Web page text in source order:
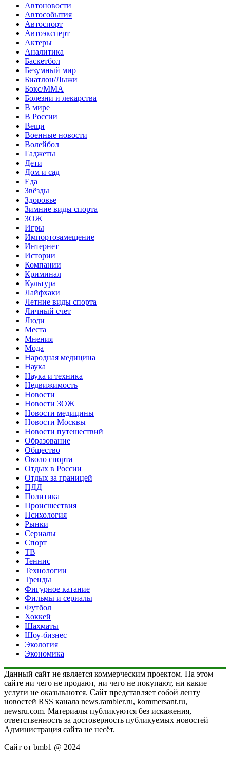
Автоновости
Автособытия
Автоспорт
Автоэксперт
Актеры
Аналитика
Баскетбол
Безумный мир
Биатлон/Лыжи
Бокс/MMA
Болезни и лекарства
В мире
В России
Вещи
Военные новости
Волейбол
Гаджеты
Дети
Дом и сад
Еда
Звёзды
Здоровье
Зимние виды спорта
ЗОЖ
Игры
Импортозамещение
Интернет
Истории
Компании
Криминал
Культура
Лайфхаки
Летние виды спорта
Личный счет
Люди
Места
Мнения
Мода
Народная медицина
Наука
Наука и техника
Недвижимость
Новости
Новости ЗОЖ
Новости медицины
Новости Москвы
Новости путешествий
Образование
Общество
Около спорта
Отдых в России
Отдых за границей
ПДД
Политика
Происшествия
Психология
Рынки
Сериалы
Спорт
ТВ
Теннис
Технологии
Тренды
Фигурное катание
Фильмы и сериалы
Футбол
Хоккей
Шахматы
Шоу-бизнес
Экология
Экономика
Данный сайт не является коммерческим проектом. На этом
сайте ни чего не продают, ни чего не покупают, ни какие
услуги не оказываются. Сайт представляет собой ленту
новостей RSS канала news.rambler.ru, kommersant.ru,
newsru.com. Материалы публикуются без искажения,
ответственность за достоверность публикуемых новостей
Администрация сайта не несёт.
Сайт от bmb1 @ 2024